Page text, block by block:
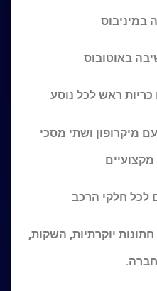
ראש לכל נוסע
מיקרופון ושתי מסכי
לכל חלקי הרכב
יוקרתיות, השקות,
חברה.